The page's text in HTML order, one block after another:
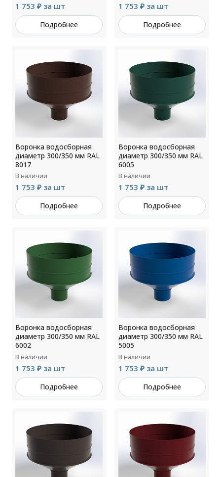
1 753 ₽ за шт
Подробнее
1 753 ₽ за шт
Подробнее
Воронка водосборная
диаметр 300/350 мм RAL
8017
В наличии
1 753 ₽ за шт
Подробнее
Воронка водосборная
диаметр 300/350 мм RAL
6005
В наличии
1 753 ₽ за шт
Подробнее
Воронка водосборная
диаметр 300/350 мм RAL
6002
В наличии
1 753 ₽ за шт
Подробнее
Воронка водосборная
диаметр 300/350 мм RAL
5005
В наличии
1 753 ₽ за шт
Подробнее